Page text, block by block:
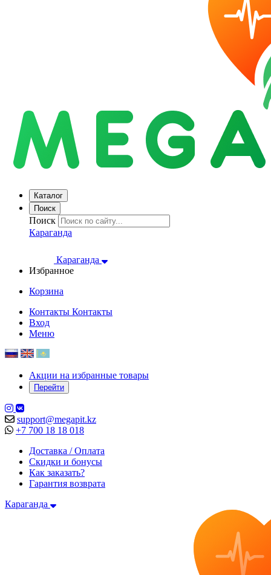
Каталог
Поиск
Поиск
Караганда
Караганда
Избранное
Корзина
Контакты Контакты
Вход
Меню
Акции на избранные товары
Перейти
support@megapit.kz
+7 700 18 18 018
Доставка / Оплата
Скидки и бонусы
Как заказать?
Гарантия возврата
Караганда